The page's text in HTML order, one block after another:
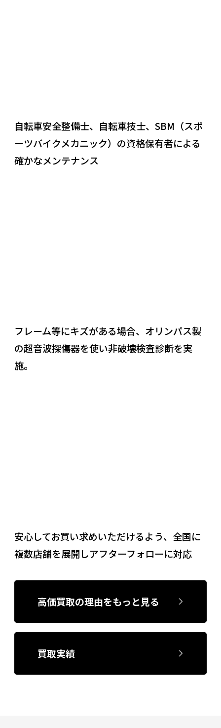
自転車安全整備士、自転車技士、SBM（スポ
ーツバイクメカニック）の資格保有者による
確かなメンテナンス
フレーム等にキズがある場合、オリンパス製
の超音波探傷器を使い非破壊検査診断を実
施。
安心してお買い求めいただけるよう、全国に
複数店舗を展開しアフターフォローに対応
高価買取の理由をもっと見る
買取実績